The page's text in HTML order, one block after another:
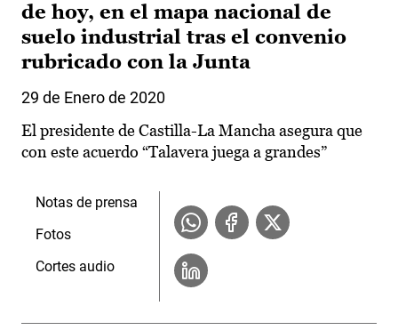
de hoy, en el mapa nacional de
suelo industrial tras el convenio
rubricado con la Junta
29 de Enero de 2020
El presidente de Castilla-La Mancha asegura que
con este acuerdo “Talavera juega a grandes”
Notas de prensa
Fotos
Cortes audio